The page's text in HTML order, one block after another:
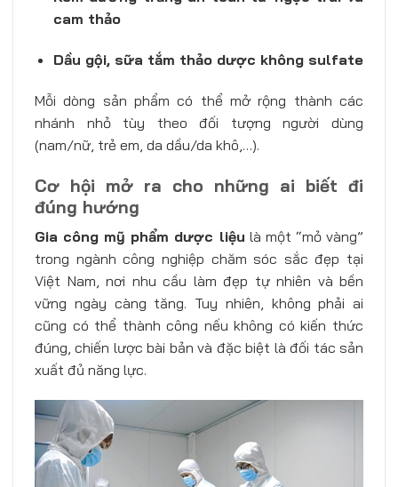
cam thảo
Dầu gội, sữa tắm thảo dược không sulfate
Mỗi dòng sản phẩm có thể mở rộng thành các
nhánh nhỏ tùy theo đối tượng người dùng
(nam/nữ, trẻ em, da dầu/da khô,…).
Cơ hội mở ra cho những ai biết đi
đúng hướng
Gia công mỹ phẩm dược liệu là một “mỏ vàng”
trong ngành công nghiệp chăm sóc sắc đẹp tại
Việt Nam, nơi nhu cầu làm đẹp tự nhiên và bền
vững ngày càng tăng. Tuy nhiên, không phải ai
cũng có thể thành công nếu không có kiến thức
đúng, chiến lược bài bản và đặc biệt là đối tác sản
xuất đủ năng lực.